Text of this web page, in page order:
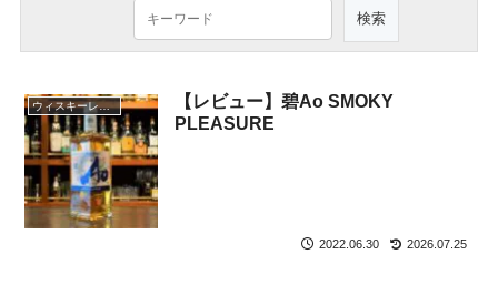
ウィスキーレビュー
【レビュー】碧Ao SMOKY
PLEASURE
2022.06.30 2026.07.25